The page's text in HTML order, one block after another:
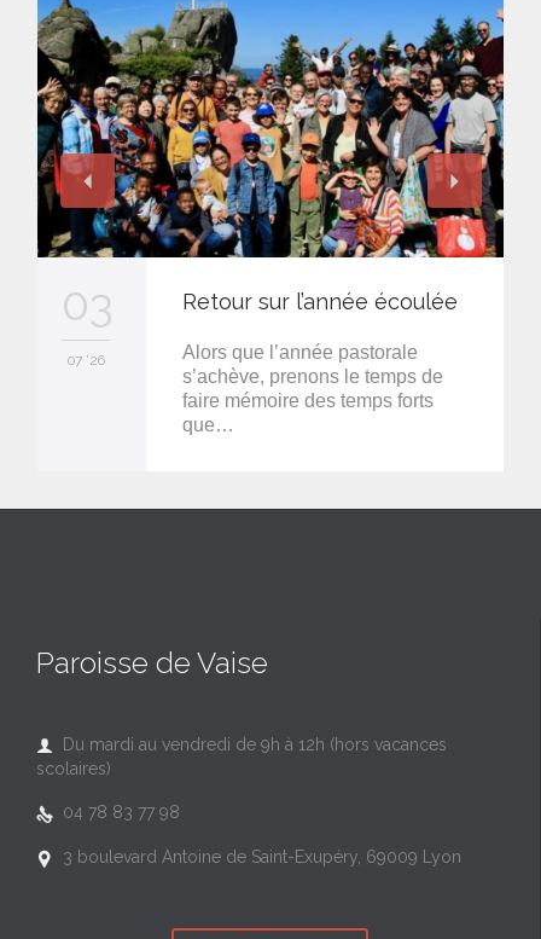
03
07 '26
Retour sur l’année écoulée
Alors que l’année pastorale
s’achève, prenons le temps de
faire mémoire des temps forts
que…
Paroisse de Vaise

Du mardi au vendredi de 9h à 12h (hors vacances
scolaires)
 04 78 83 77 98
 3 boulevard Antoine de Saint-Exupéry, 69009 Lyon